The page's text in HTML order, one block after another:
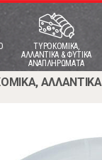
ΤΥΡΟΚΟΜΙΚΑ,
ΑΛΛΑΝΤΙΚΑ & ΦΥΤΙΚΑ
ΑΝΑΠΛΗΡΩΜΑΤΑ